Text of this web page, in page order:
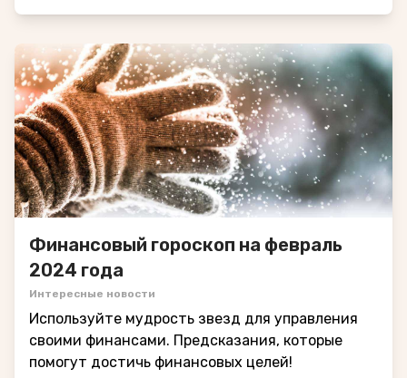
Финансовый гороскоп на февраль
2024 года
Интересные новости
Используйте мудрость звезд для управления
своими финансами. Предсказания, которые
помогут достичь финансовых целей!